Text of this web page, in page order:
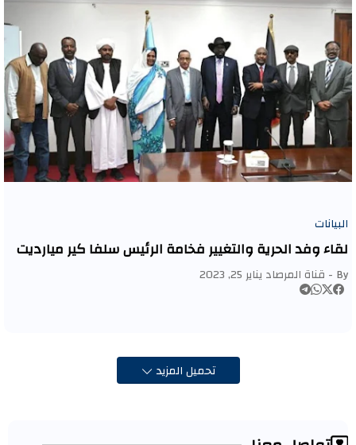
البيانات
لقاء وفد الحرية والتغيير فخامة الرئيس سلفا كير ميارديت
By - قناة المرصاديناير 25, 2023
تحميل المزيد